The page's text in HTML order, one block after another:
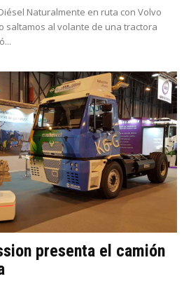
Naturalmente en ruta con Volvo
saltamos al volante de una tractora
presenta el camión